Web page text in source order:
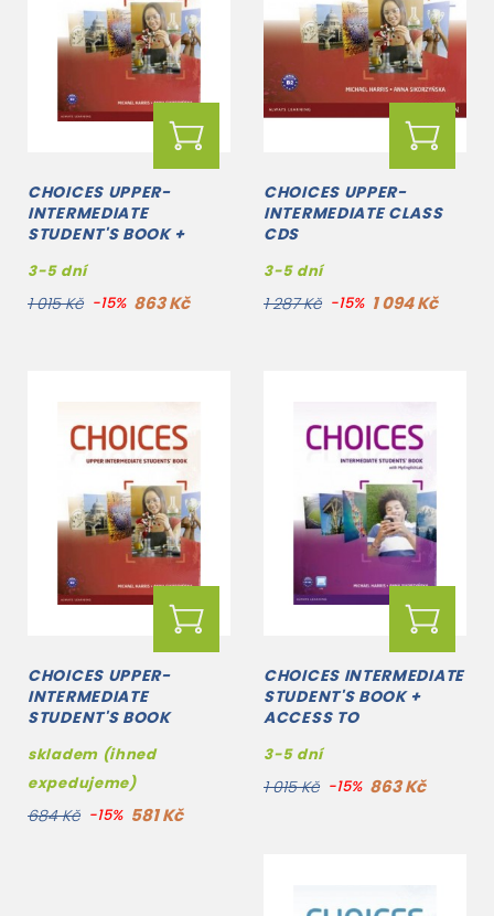
CHOICES UPPER-
INTERMEDIATE
STUDENT'S BOOK +
MYENGLISHLAB
3-5 dní
1 015 Kč -15% 863 Kč
CHOICES UPPER-
INTERMEDIATE CLASS
CDS
3-5 dní
1 287 Kč -15% 1 094 Kč
CHOICES UPPER-
INTERMEDIATE
STUDENT'S BOOK
skladem (ihned
expedujeme)
684 Kč -15% 581 Kč
CHOICES INTERMEDIATE
STUDENT'S BOOK +
ACCESS TO
3-5 dní
1 015 Kč -15% 863 Kč